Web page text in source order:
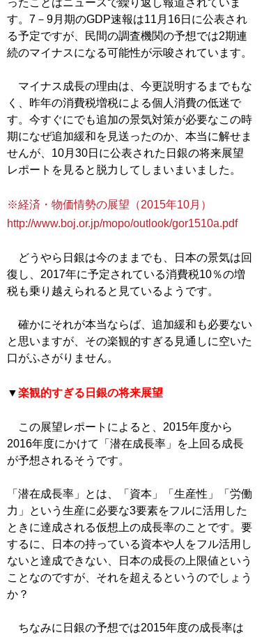
す。7－9月期のGDP速報は11月16日に公表され
る予定ですが、民間の調査機関の予想では2期連
続のマイナスになる可能性が示唆されています。
マイナス成長の理由は、今更説明するまでもな
く、昨年の消費税増税による個人消費の低迷で
す。今すぐにでも追加の景気対策が必要なこの時
期になぜ追加緩和を見送ったのか、本当に解せま
せんが、10月30日に公表された日銀の将来展望
レポートを見ると脱力してしまいまいました。
※経済・物価情勢の展望（2015年10月）
http://www.boj.or.jp/mopo/outlook/gor1510a.pdf
どうやら日銀は今のままでも、日本の景気は回
復し、2017年に予定されている消費税10％の増
税も乗り越えられると見ているようです。
確かにそれが本当ならば、追加緩和も必要ない
と思いますが、その楽観的すぎる見通しに空いた
口がふさがりません。
▼楽観的すぎる日銀の将来展望
この展望レポートによると、2015年度から
2016年度にかけて「潜在成長率」を上回る成長
が予想されるそうです。
「潜在成長率」とは、「資本」「生産性」「労働
力」という生産に必要な3要素をフルに活用した
ときに達成される仮想上の成長率のことです。要
するに、日本の持っている資本や人をフル活用し
ないと達成できない、日本の成長の上限値という
ことなのですが、それを超えるというのでしょう
か？
ちなみに日銀の予想では2015年度の成長率は